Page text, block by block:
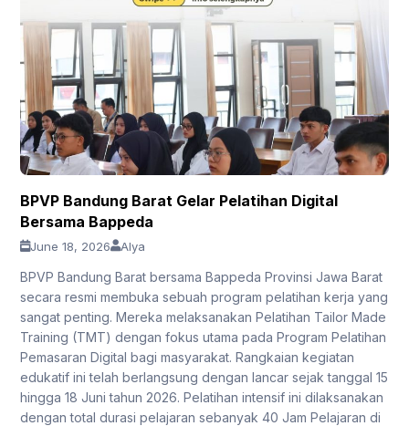
BPVP Bandung Barat Gelar Pelatihan Digital
Bersama Bappeda
June 18, 2026 Alya
BPVP Bandung Barat bersama Bappeda Provinsi Jawa Barat
secara resmi membuka sebuah program pelatihan kerja yang
sangat penting. Mereka melaksanakan Pelatihan Tailor Made
Training (TMT) dengan fokus utama pada Program Pelatihan
Pemasaran Digital bagi masyarakat. Rangkaian kegiatan
edukatif ini telah berlangsung dengan lancar sejak tanggal 15
hingga 18 Juni tahun 2026. Pelatihan intensif ini dilaksanakan
dengan total durasi pelajaran sebanyak 40 Jam Pelajaran di